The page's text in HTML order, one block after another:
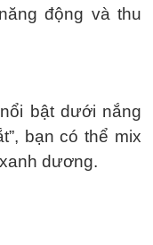
động và thu
bật dưới nắng
bạn có thể mix
dương.